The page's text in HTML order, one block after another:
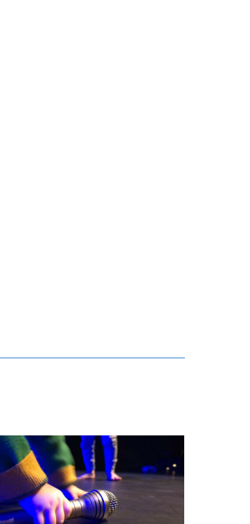
Combinat de circ